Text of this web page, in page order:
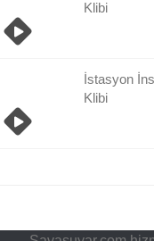
Klibi
İstasyon
Klibi